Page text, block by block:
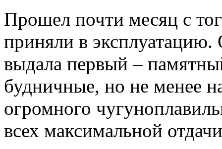
Прошел почти месяц с
приняли в
выдала первый –
будничные, но не менее
огромного
всех максимальной